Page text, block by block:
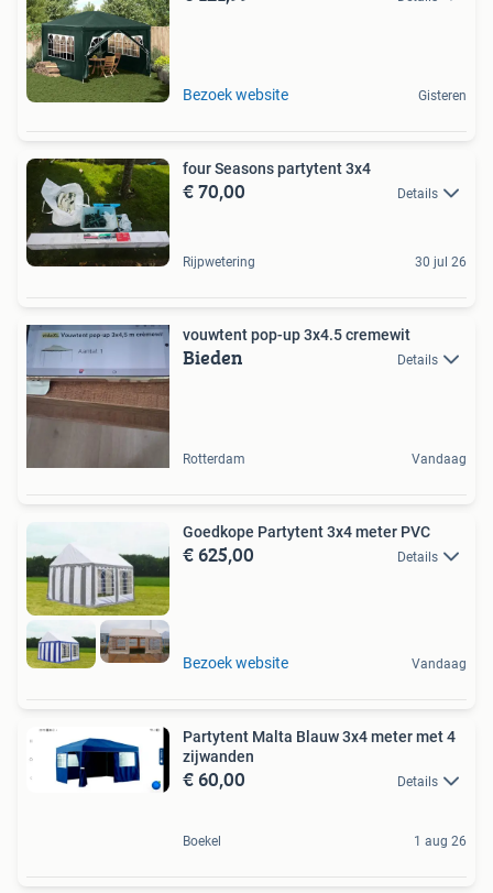
Bezoek website Gisteren
four Seasons partytent 3x4
€ 70,00 Details
Rijpwetering 30 jul 26
vouwtent pop-up 3x4.5 cremewit
Bieden Details
Rotterdam Vandaag
Goedkope Partytent 3x4 meter PVC
€ 625,00 Details
Bezoek website Vandaag
Partytent Malta Blauw 3x4 meter met 4
zijwanden
€ 60,00 Details
Boekel 1 aug 26